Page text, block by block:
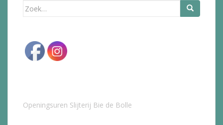
Zoek
Openingsuren Slijterij Bie de Bolle